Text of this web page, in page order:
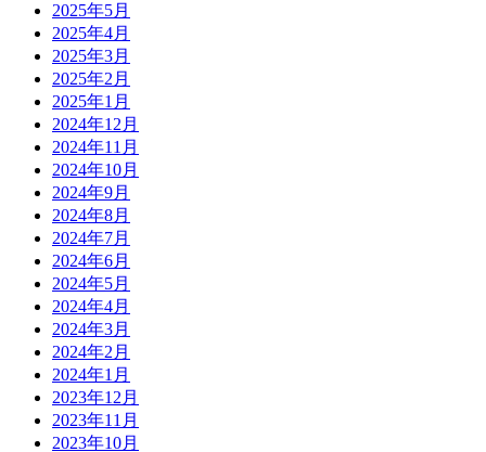
2025年5月
2025年4月
2025年3月
2025年2月
2025年1月
2024年12月
2024年11月
2024年10月
2024年9月
2024年8月
2024年7月
2024年6月
2024年5月
2024年4月
2024年3月
2024年2月
2024年1月
2023年12月
2023年11月
2023年10月